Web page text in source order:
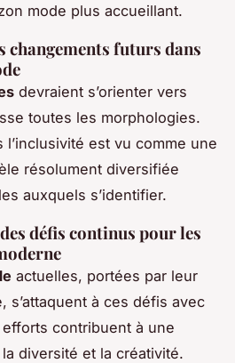
mode plus accueillant.
changements futurs dans
devraient s’orienter vers
toutes les morphologies.
l’inclusivité est vu comme une
résolument diversifiée
auxquels s’identifier.
défis continus pour les
actuelles, portées par leur
s’attaquent à ces défis avec
contribuent à une
diversité et la créativité.